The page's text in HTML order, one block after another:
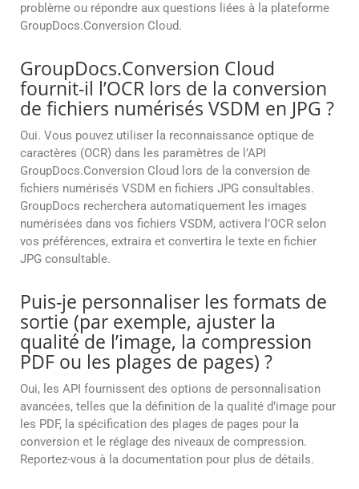
problème ou répondre aux questions liées à la plateforme
GroupDocs.Conversion Cloud.
GroupDocs.Conversion Cloud
fournit-il l’OCR lors de la conversion
de fichiers numérisés VSDM en JPG ?
Oui. Vous pouvez utiliser la reconnaissance optique de
caractères (OCR) dans les paramètres de l’API
GroupDocs.Conversion Cloud lors de la conversion de
fichiers numérisés VSDM en fichiers JPG consultables.
GroupDocs recherchera automatiquement les images
numérisées dans vos fichiers VSDM, activera l’OCR selon
vos préférences, extraira et convertira le texte en fichier
JPG consultable.
Puis-je personnaliser les formats de
sortie (par exemple, ajuster la
qualité de l’image, la compression
PDF ou les plages de pages) ?
Oui, les API fournissent des options de personnalisation
avancées, telles que la définition de la qualité d’image pour
les PDF, la spécification des plages de pages pour la
conversion et le réglage des niveaux de compression.
Reportez-vous à la documentation pour plus de détails.